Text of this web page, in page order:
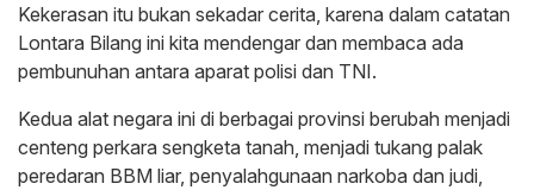
Kekerasan itu bukan sekadar cerita, karena dalam catatan
Lontara Bilang ini kita mendengar dan membaca ada
pembunuhan antara aparat polisi dan TNI.
Kedua alat negara ini di berbagai provinsi berubah menjadi
centeng perkara sengketa tanah, menjadi tukang palak
peredaran BBM liar, penyalahgunaan narkoba dan judi,